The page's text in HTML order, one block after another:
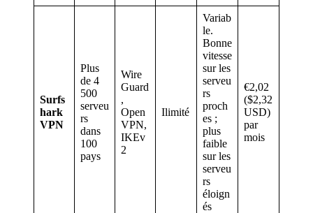
Surfs
hark
VPN
Plus
de 4
500
serveu
rs
dans
100
pays
Wire
Guard
,
Open
VPN,
IKEv
2
Ilimité
Variab
le.
Bonne
vitesse
sur les
serveu
rs
proch
es ;
plus
faible
sur les
serveu
rs
éloign
és
€2,02
($2,32
USD)
par
mois